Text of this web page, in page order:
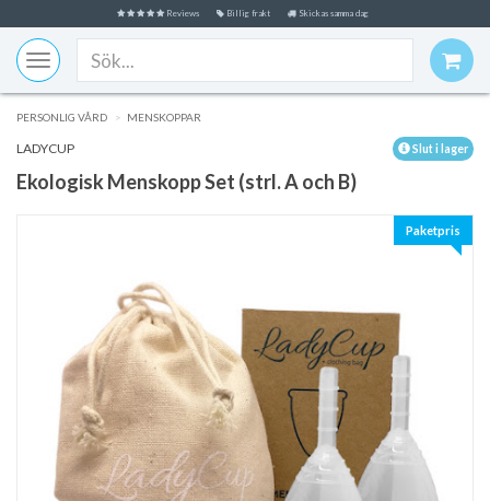
Reviews Billig frakt Skickas samma dag
Toggle
navigation
PERSONLIG VÅRD MENSKOPPAR
Slut i lager
LADYCUP
Ekologisk Menskopp Set (strl. A och B)
Paketpris